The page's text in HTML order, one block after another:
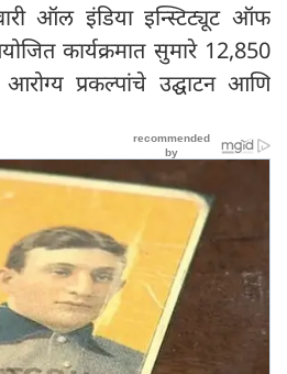
ऑल इंडिया इन्स्टिट्यूट ऑफ
कार्यक्रमात सुमारे 12,850
आरोग्य प्रकल्पांचे उद्घाटन आणि